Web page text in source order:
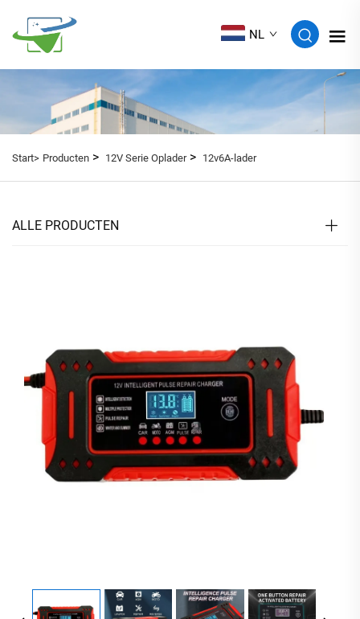
NL
Start> Producten > 12V Serie Oplader> 12v6A-lader
ALLE PRODUCTEN